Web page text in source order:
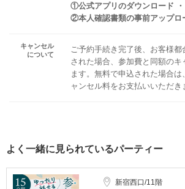
①公式アプリのダウンロード
②本人確認書類の事前アップロ
キャンセル
について
ご予約手続き完了後、お客様
された場合、参加費と同額のキ
ます。無料で申込された場合は
ャンセル料をお支払いいただき
よく一緒に見られているパーティー
新宿西口/11階